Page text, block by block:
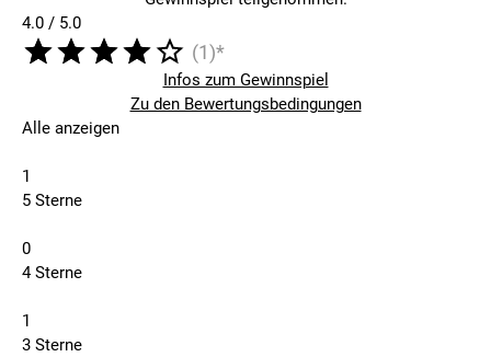
4.0 / 5.0
(1)*
Infos zum Gewinnspiel
Zu den Bewertungsbedingungen
Alle anzeigen
1
5 Sterne
0
4 Sterne
1
3 Sterne